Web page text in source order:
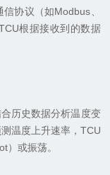
协议（如Modbus、
根据接收到的数据
历史数据分析温度变
温度上升速率，TCU
）或振荡。